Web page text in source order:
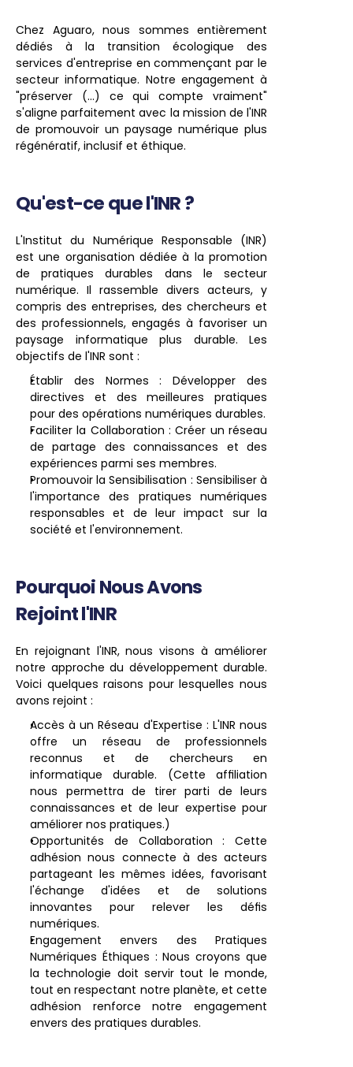
Chez Aguaro, nous sommes entièrement
dédiés à la transition écologique des
services d'entreprise en commençant par le
secteur informatique. Notre engagement à
"préserver (...) ce qui compte vraiment"
s'aligne parfaitement avec la mission de l'INR
de promouvoir un paysage numérique plus
régénératif, inclusif et éthique.
Qu'est-ce que l'INR ?
L'Institut du Numérique Responsable (INR)
est une organisation dédiée à la promotion
de pratiques durables dans le secteur
numérique. Il rassemble divers acteurs, y
compris des entreprises, des chercheurs et
des professionnels, engagés à favoriser un
paysage informatique plus durable. Les
objectifs de l'INR sont :
Établir des Normes : Développer des
directives et des meilleures pratiques
pour des opérations numériques durables.
Faciliter la Collaboration : Créer un réseau
de partage des connaissances et des
expériences parmi ses membres.
Promouvoir la Sensibilisation : Sensibiliser à
l'importance des pratiques numériques
responsables et de leur impact sur la
société et l'environnement.
Pourquoi Nous Avons
Rejoint l'INR
En rejoignant l'INR, nous visons à améliorer
notre approche du développement durable.
Voici quelques raisons pour lesquelles nous
avons rejoint :
Accès à un Réseau d'Expertise : L'INR nous
offre un réseau de professionnels
reconnus et de chercheurs en
informatique durable. (Cette affiliation
nous permettra de tirer parti de leurs
connaissances et de leur expertise pour
améliorer nos pratiques.)
Opportunités de Collaboration : Cette
adhésion nous connecte à des acteurs
partageant les mêmes idées, favorisant
l'échange d'idées et de solutions
innovantes pour relever les défis
numériques.
Engagement envers des Pratiques
Numériques Éthiques : Nous croyons que
la technologie doit servir tout le monde,
tout en respectant notre planète, et cette
adhésion renforce notre engagement
envers des pratiques durables.